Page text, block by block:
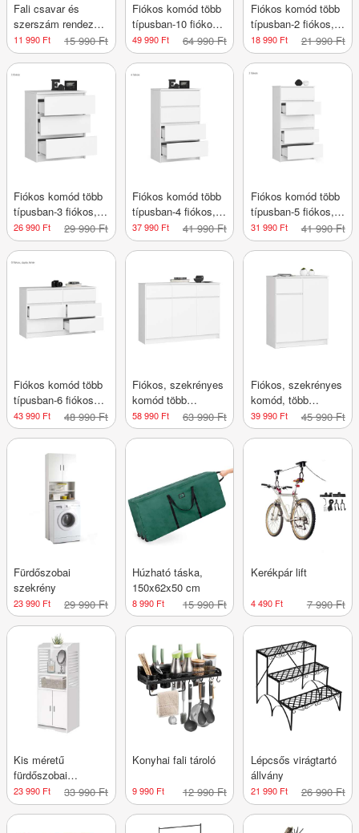
Fali csavar és
szerszám rendező
2 típusba-43 db-os
11 990 Ft 15 990 Ft
Fiókos komód több
típusban-10 fiókos,
120x121x40 cm
49 990 Ft 64 990 Ft
Fiókos komód több
típusban-2 fiókos,
40x40x35 cm
18 990 Ft 21 990 Ft
Fiókos komód több
típusban-3 fiókos,
60x77x40 cm
26 990 Ft 29 990 Ft
Fiókos komód több
típusban-4 fiókos,
60x99x40 cm
37 990 Ft 41 990 Ft
Fiókos komód több
típusban-5 fiókos,
60x121x40 cm
31 990 Ft 41 990 Ft
Fiókos komód több
típusban-6 fiókos
dupla,
120x77x40cm-fehér
43 990 Ft 48 990 Ft
Fiókos, szekrényes
komód több
típusban-3 fiókos, 3
szekrényes
58 990 Ft 63 990 Ft
Fiókos, szekrényes
komód, több
típusban-1 fiókos, 2
szekrényes
39 990 Ft 45 990 Ft
Fürdőszobai
szekrény
23 990 Ft 29 990 Ft
Húzható táska,
150x62x50 cm
8 990 Ft 15 990 Ft
Kerékpár lift
4 490 Ft 7 990 Ft
Kis méretű
fürdőszobai
szekrény
23 990 Ft 33 990 Ft
Konyhai fali tároló
9 990 Ft 12 990 Ft
Lépcsős virágtartó
állvány
21 990 Ft 26 990 Ft